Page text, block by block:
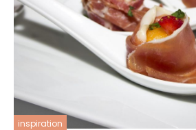
inspiration